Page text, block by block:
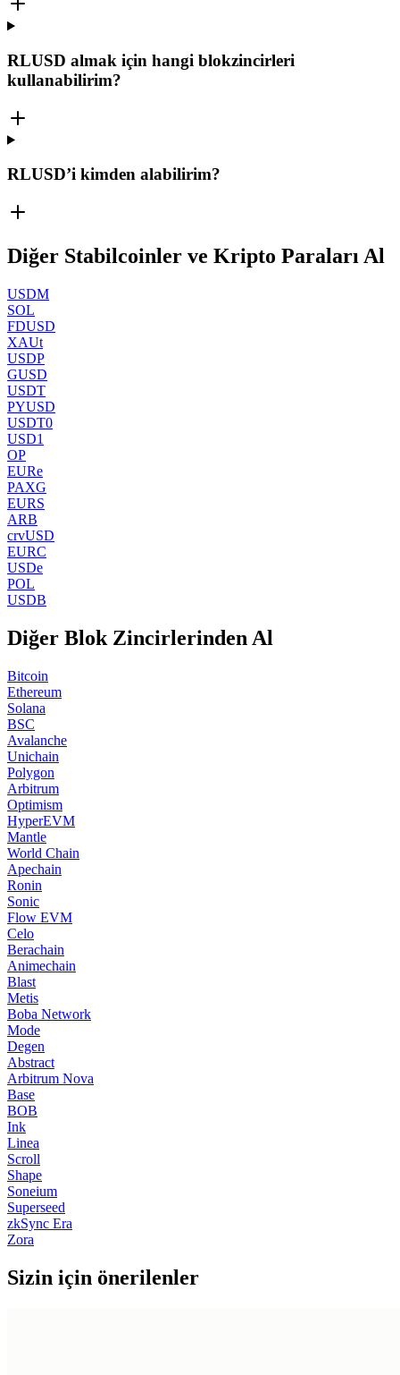
RLUSD almak için hangi blokzincirleri
kullanabilirim?
RLUSD’i kimden alabilirim?
Diğer Stabilcoinler ve Kripto Paraları Al
USDM
SOL
FDUSD
XAUt
USDP
GUSD
USDT
PYUSD
USDT0
USD1
OP
EURe
PAXG
EURS
ARB
crvUSD
EURC
USDe
POL
USDB
Diğer Blok Zincirlerinden Al
Bitcoin
Ethereum
Solana
BSC
Avalanche
Unichain
Polygon
Arbitrum
Optimism
HyperEVM
Mantle
World Chain
Apechain
Ronin
Sonic
Flow EVM
Celo
Berachain
Animechain
Blast
Metis
Boba Network
Mode
Degen
Abstract
Arbitrum Nova
Base
BOB
Ink
Linea
Scroll
Shape
Soneium
Superseed
zkSync Era
Zora
Sizin için önerilenler